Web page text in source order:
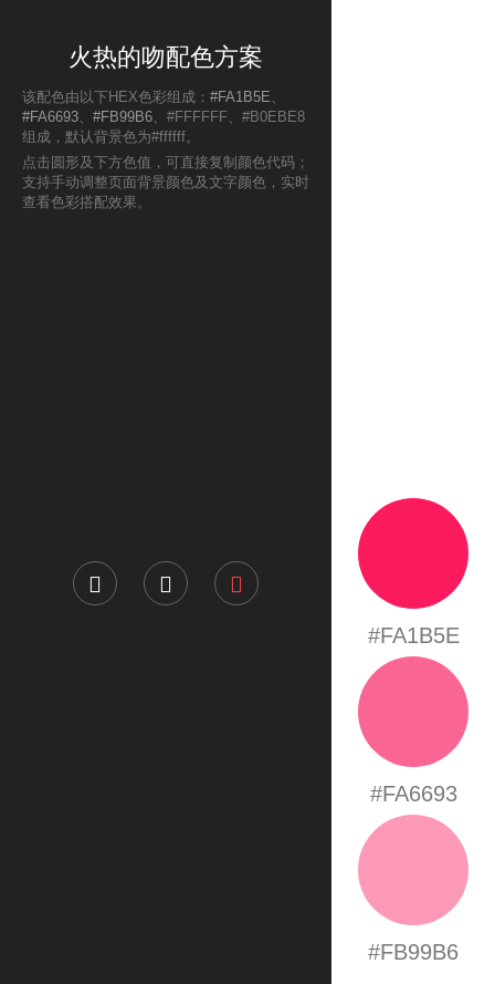
火热的吻配色方案
该配色由以下HEX色彩组成： #FA1B5E 、
#FA6693、 #FB99B6、#FFFFFF、#B0EBE8
组成，默认背景色为#ffffff。
点击圆形及下方色值，可直接复制颜色代码；
支持手动调整页面背景颜色及文字颜色，实时
查看色彩搭配效果。
#FA1B5E
#FA6693
#FB99B6